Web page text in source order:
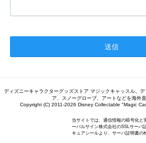
ディズニーキャラクターグッズストア マジックキャッスル。
ア、スノーグローブ、アートなどを海外
Copyright (C) 2011-2026 Disney Collectable "Magic
当サイトでは、通信情報の暗号化と
ーバルサイン株式会社のSSLサーバ
キュアシールより、サーバ証明書の